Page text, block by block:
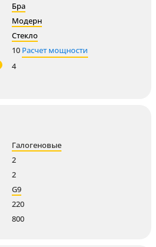
Бра
Модерн
Стекло
10 Расчет мощности
4
Галогеновые
2
2
G9
220
800